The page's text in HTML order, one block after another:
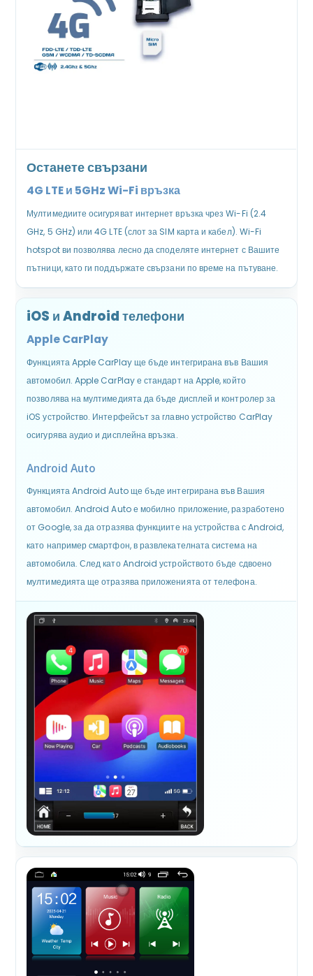
Останете свързани
4G LTE и 5GHz Wi-Fi връзка
Мултимедиите осигуряват интернет връзка чрез Wi-Fi (2.4
GHz, 5 GHz) или 4G LTE (слот за SIM карта и кабел). Wi-Fi
hotspot ви позволява лесно да споделяте интернет с Вашите
пътници, като ги поддържате свързани по време на пътуване.
iOS и Android телефони
Apple CarPlay
Функцията Apple CarPlay ще бъде интегрирана във Вашия
автомобил. Apple CarPlay е стандарт на Apple, който
позволява на мултимедията да бъде дисплей и контролер за
iOS устройство. Интерфейсът за главно устройство CarPlay
осигурява аудио и дисплейна връзка.
Android Auto
Функцията Android Auto ще бъде интегрирана във Вашия
автомобил. Android Auto е мобилно приложение, разработено
от Google, за да отразява функциите на устройства с Android,
като например смартфон, в развлекателната система на
автомобила. След като Android устройството бъде сдвоено
мултимедията ще отразява приложенията от телефона.